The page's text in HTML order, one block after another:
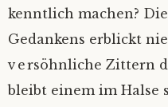
kenntlich machen?
Gedankens erblickt
versöhnliche Zittern
bleibt einem im Halse